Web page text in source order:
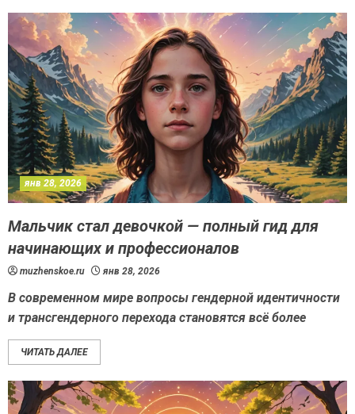
янв 28, 2026
Мальчик стал девочкой — полный гид для
начинающих и профессионалов
muzhenskoe.ru янв 28, 2026
В современном мире вопросы гендерной идентичности
и трансгендерного перехода становятся всё более
ЧИТАТЬ ДАЛЕЕ